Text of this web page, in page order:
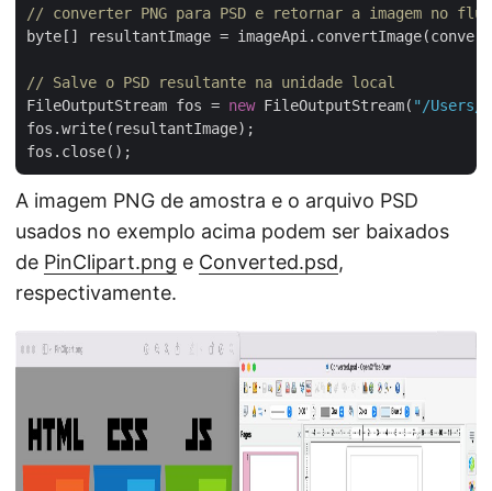
// converter PNG para PSD e retornar a imagem no
byte[] resultantImage =
// Salve o PSD resultante na unidade local
FileOutputStream fos = new FileOutputStream( "/Users/
fos.write(resultantImage);
A imagem PNG de amostra e o arquivo PSD
usados no exemplo acima podem ser baixados
de PinClipart.png e Converted.psd,
respectivamente.